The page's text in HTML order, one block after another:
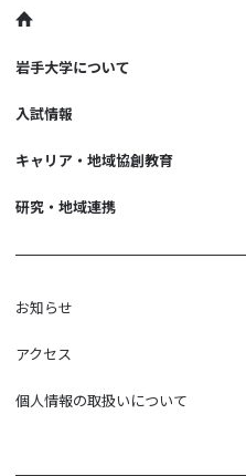
岩手大学について
入試情報
キャリア・地域協創教育
研究・地域連携
お知らせ
アクセス
個人情報の取扱いについて